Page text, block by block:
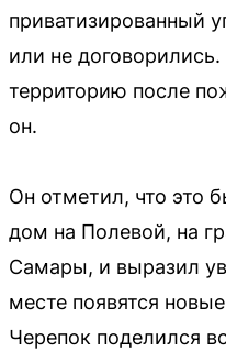
приватизированный
или не
территорию после
он.
Он отметил, что это
дом на Полевой, на
Самары, и выразил
месте появятся
Черепок поделился